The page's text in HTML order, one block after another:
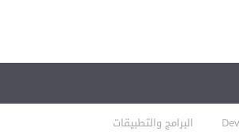
البرامج والتطبيقات